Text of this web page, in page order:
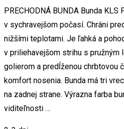
PRECHODNÁ BUNDA Bunda
v sychravejšom počasí. Chráni
nižšími teplotami. Je ľahká a
v priliehavejšom strihu s pružným
golierom a predĺženou chrbtovou
komfort nosenia. Bunda má tri
na zadnej strane. Výrazna farba
viditeľnosti …